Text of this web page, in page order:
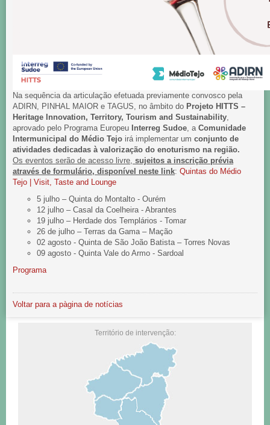
Na sequência da articulação efetuada previamente convosco pela
ADIRN, PINHAL MAIOR e TAGUS, no âmbito do Projeto HITTS –
Heritage Innovation, Territory, Tourism and Sustainability,
aprovado pelo Programa Europeu Interreg Sudoe, a Comunidade
Intermunicipal do Médio Tejo irá implementar um conjunto de
atividades dedicadas à valorização do enoturismo na região.
Os eventos serão de acesso livre, sujeitos a inscrição prévia
através de formulário, disponível neste link: Quintas do Médio
Tejo | Visit, Taste and Lounge
5 julho – Quinta do Montalto - Ourém
12 julho – Casal da Coelheira - Abrantes
19 julho – Herdade dos Templários - Tomar
26 de julho – Terras da Gama – Mação
02 agosto - Quinta de São João Batista – Torres Novas
09 agosto - Quinta Vale do Armo - Sardoal
Programa
Voltar para a pàgina de notícias
Território de intervenção: